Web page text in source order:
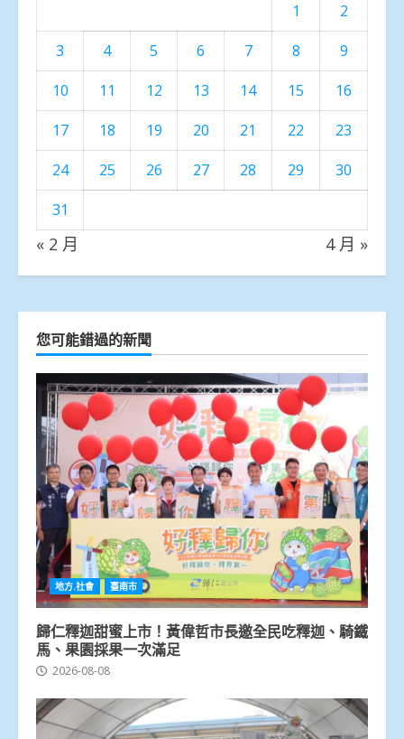
1
2
3
4 5 6 7 8
9
10
11 12 13 14 15
16
17
18 19 20 21 22
23
24
25 26 27 28 29
30
31
« 2 月 4 月 »
您可能錯過的新聞
地方.社會 臺南市
歸仁釋迦甜蜜上市！黃偉哲市長邀全民吃釋迦、騎鐵
馬、果園採果一次滿足
2026-08-08